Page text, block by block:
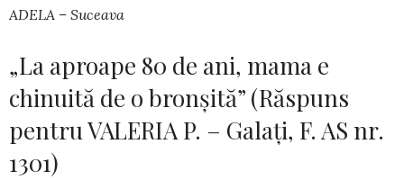
ADELA – Suceava
„La aproape 80 de ani, mama e
chinuită de o bronșită” (Răspuns
pentru VALERIA P. – Galați, F. AS nr.
1301)